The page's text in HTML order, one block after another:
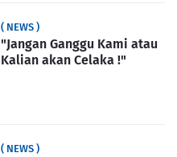
( NEWS )
"Jangan Ganggu Kami atau
Kalian akan Celaka !"
( NEWS )